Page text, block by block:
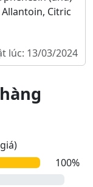
Citric
lúc: 13/03/2024
100%